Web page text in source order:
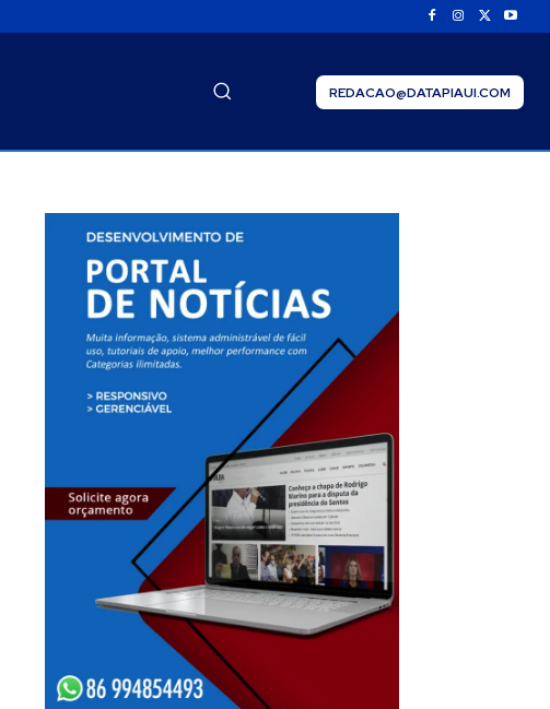
REDACAO@DATAPIAUI.COM